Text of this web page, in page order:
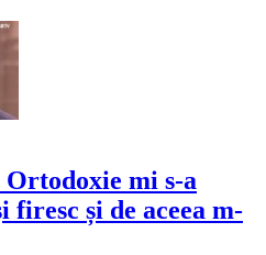
Ortodoxie mi s-a
firesc și de aceea m-